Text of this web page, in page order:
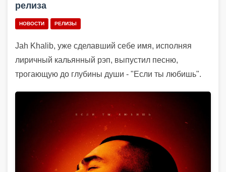
релиза
НОВОСТИ РЕЛИЗЫ
Jah Khalib, уже сделавший себе имя, исполняя
лиричный кальянный рэп, выпустил песню,
трогающую до глубины души - "Если ты любишь".